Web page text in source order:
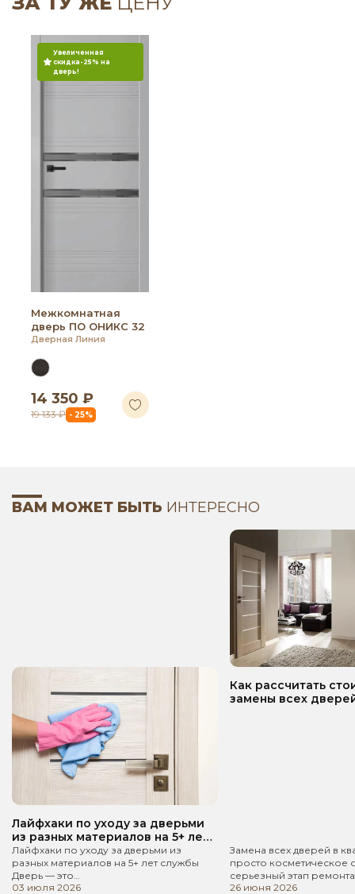
Увеличенная
скидка-25% на
дверь!
Межкомнатная
дверь ПО ОНИКС 32
Дверная Линия
14 350 ₽
19 133 ₽ - 25%
ВАМ МОЖЕТ БЫТЬ ИНТЕРЕСНО
Лайфхаки по уходу за дверьми
из разных материалов на 5+ лет
службы
Лайфхаки по уходу за дверьми из
разных материалов на 5+ лет службы
Дверь — это…
03 июля 2026
Как рассчитать
замены всех
Замена всех дверей в
просто косметическое
серьезный этап
26 июня 2026